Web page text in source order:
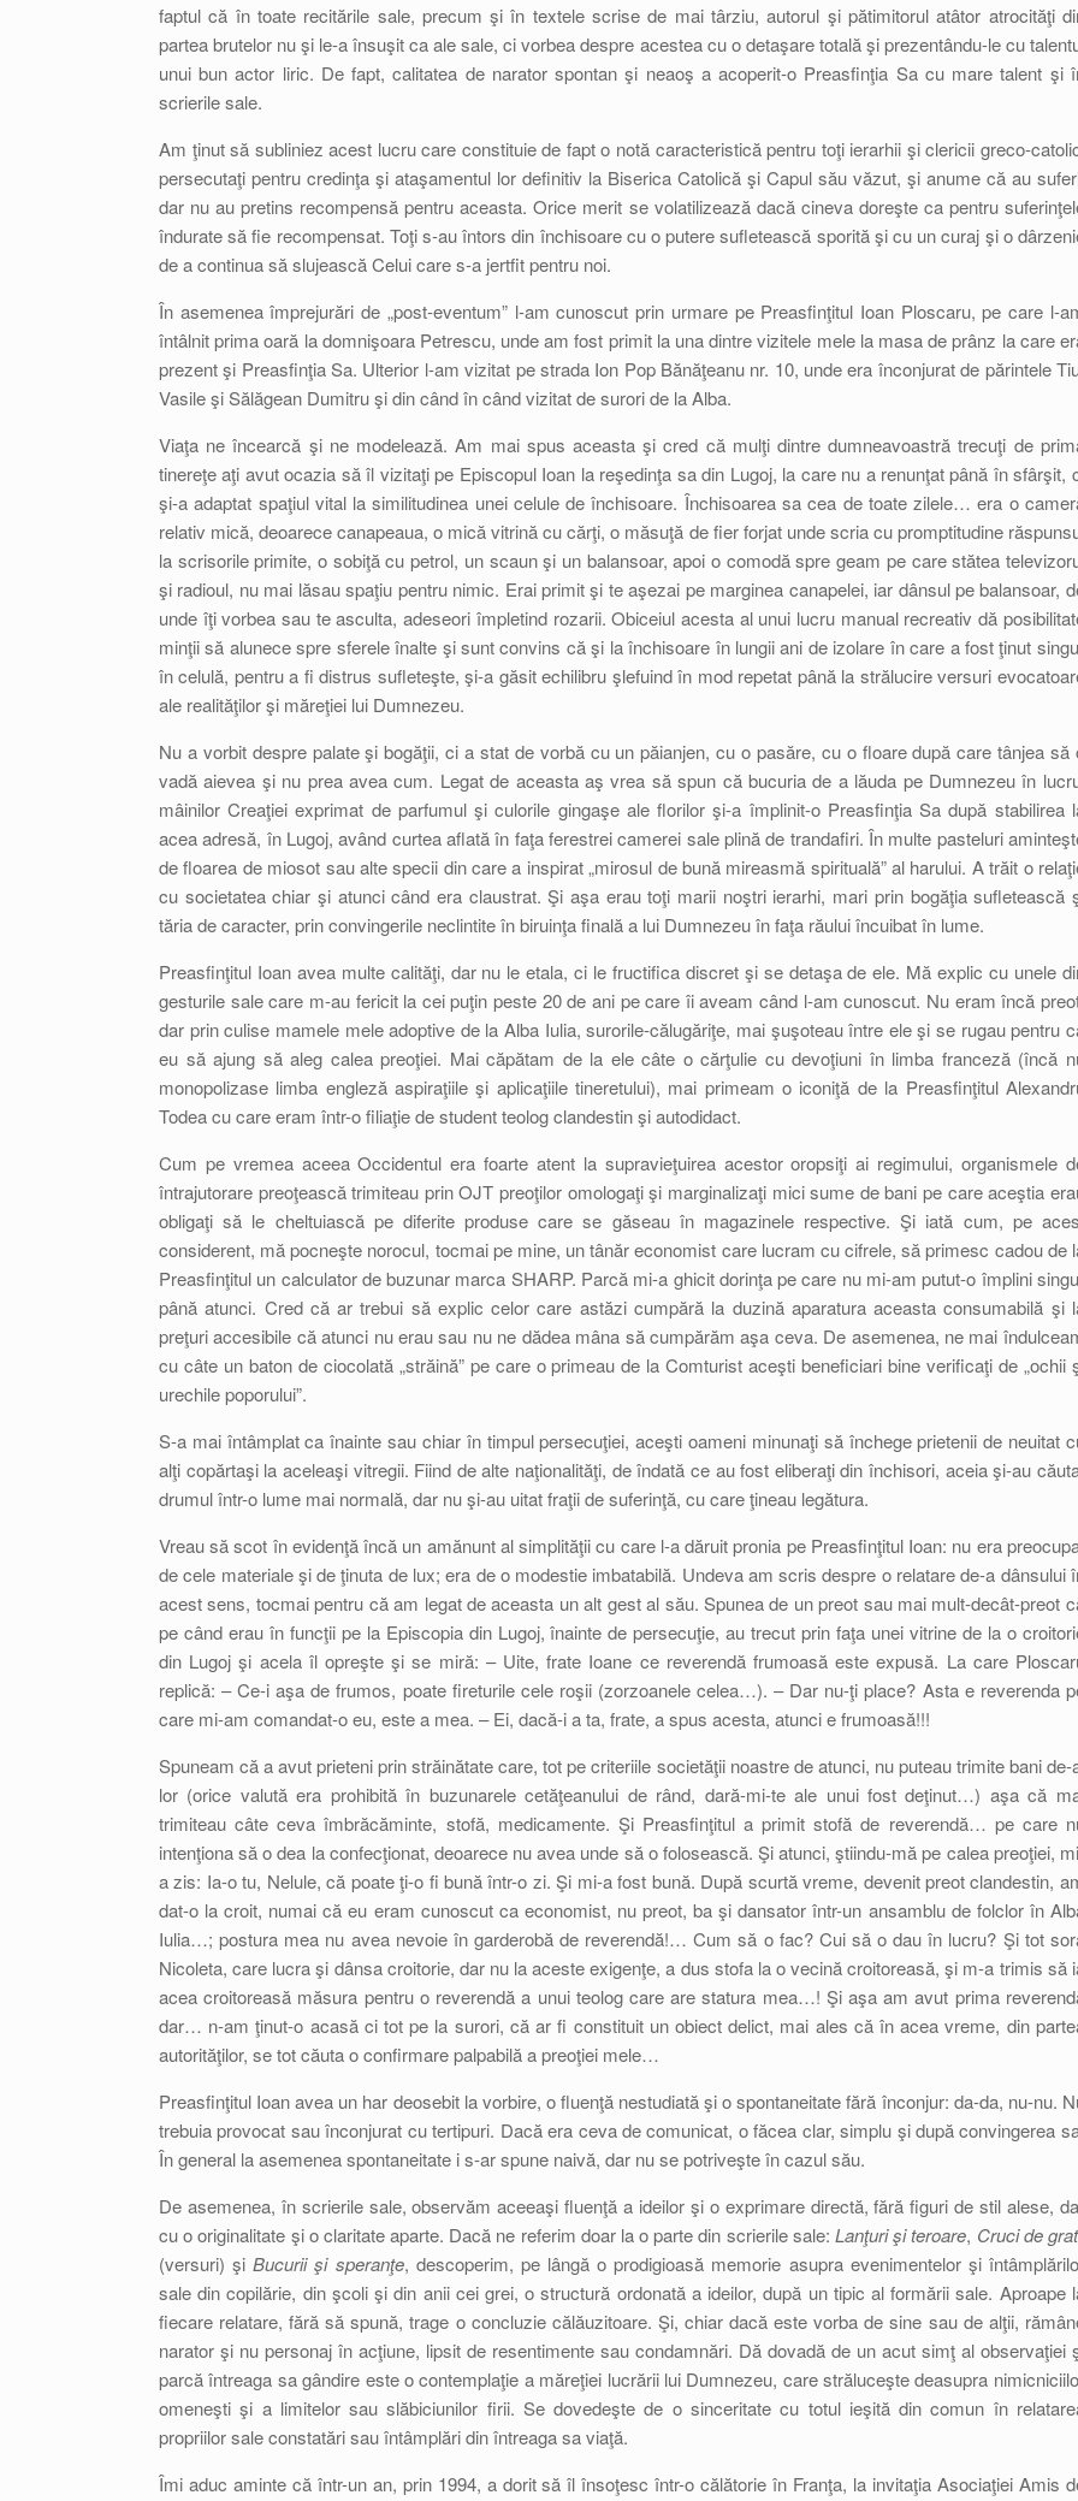
faptul că în toate recitările sale, precum şi în textele scrise de mai târziu, autorul şi pătimitorul atâtor atrocităţi
partea brutelor nu şi le-a însuşit ca ale sale, ci vorbea despre acestea cu o detaşare totală şi prezentându-le cu
unui bun actor liric. De fapt, calitatea de narator spontan şi neaoş a acoperit-o Preasfinţia Sa cu mare talent şi
scrierile sale.
Am ţinut să subliniez acest lucru care constituie de fapt o notă caracteristică pentru toţi ierarhii şi clericii greco-
persecutaţi pentru credinţa şi ataşamentul lor definitiv la Biserica Catolică şi Capul său văzut, şi anume că au
dar nu au pretins recompensă pentru aceasta. Orice merit se volatilizează dacă cineva doreşte ca pentru
îndurate să fie recompensat. Toţi s-au întors din închisoare cu o putere sufletească sporită şi cu un curaj şi o
de a continua să slujească Celui care s-a jertfit pentru noi.
În asemenea împrejurări de „post-eventum” l-am cunoscut prin urmare pe Preasfinţitul Ioan Ploscaru, pe care l-
întâlnit prima oară la domnişoara Petrescu, unde am fost primit la una dintre vizitele mele la masa de prânz la care
prezent şi Preasfinţia Sa. Ulterior l-am vizitat pe strada Ion Pop Bănăţeanu nr. 10, unde era înconjurat de părintele
Vasile şi Sălăgean Dumitru şi din când în când vizitat de surori de la Alba.
Viaţa ne încearcă şi ne modelează. Am mai spus aceasta şi cred că mulţi dintre dumneavoastră trecuţi de
tinereţe aţi avut ocazia să îl vizitaţi pe Episcopul Ioan la reşedinţa sa din Lugoj, la care nu a renunţat până în sfârşit,
şi-a adaptat spaţiul vital la similitudinea unei celule de închisoare. Închisoarea sa cea de toate zilele… era o
relativ mică, deoarece canapeaua, o mică vitrină cu cărţi, o măsuţă de fier forjat unde scria cu promptitudine
la scrisorile primite, o sobiţă cu petrol, un scaun şi un balansoar, apoi o comodă spre geam pe care stătea
şi radioul, nu mai lăsau spaţiu pentru nimic. Erai primit şi te aşezai pe marginea canapelei, iar dânsul pe balansoar,
unde îţi vorbea sau te asculta, adeseori împletind rozarii. Obiceiul acesta al unui lucru manual recreativ dă
minţii să alunece spre sferele înalte şi sunt convins că şi la închisoare în lungii ani de izolare în care a fost ţinut
în celulă, pentru a fi distrus sufleteşte, şi-a găsit echilibru şlefuind în mod repetat până la strălucire versuri
ale realităţilor şi măreţiei lui Dumnezeu.
Nu a vorbit despre palate şi bogăţii, ci a stat de vorbă cu un păianjen, cu o pasăre, cu o floare după care tânjea să
vadă aievea şi nu prea avea cum. Legat de aceasta aş vrea să spun că bucuria de a lăuda pe Dumnezeu în
mâinilor Creaţiei exprimat de parfumul şi culorile gingaşe ale florilor şi-a împlinit-o Preasfinţia Sa după stabilirea
acea adresă, în Lugoj, având curtea aflată în faţa ferestrei camerei sale plină de trandafiri. În multe pasteluri
de floarea de miosot sau alte specii din care a inspirat „mirosul de bună mireasmă spirituală” al harului. A trăit o
cu societatea chiar şi atunci când era claustrat. Şi aşa erau toţi marii noştri ierarhi, mari prin bogăţia sufletească
tăria de caracter, prin convingerile neclintite în biruinţa finală a lui Dumnezeu în faţa răului încuibat în lume.
Preasfinţitul Ioan avea multe calităţi, dar nu le etala, ci le fructifica discret şi se detaşa de ele. Mă explic cu unele
gesturile sale care m-au fericit la cei puţin peste 20 de ani pe care îi aveam când l-am cunoscut. Nu eram încă
dar prin culise mamele mele adoptive de la Alba Iulia, surorile-călugăriţe, mai şuşoteau între ele şi se rugau pentru
eu să ajung să aleg calea preoţiei. Mai căpătam de la ele câte o cărţulie cu devoţiuni în limba franceză (încă
monopolizase limba engleză aspiraţiile şi aplicaţiile tineretului), mai primeam o iconiţă de la Preasfinţitul
Todea cu care eram într-o filiaţie de student teolog clandestin şi autodidact.
Cum pe vremea aceea Occidentul era foarte atent la supravieţuirea acestor oropsiţi ai regimului, organismele
întrajutorare preoţească trimiteau prin OJT preoţilor omologaţi şi marginalizaţi mici sume de bani pe care aceştia
obligaţi să le cheltuiască pe diferite produse care se găseau în magazinele respective. Şi iată cum, pe
considerent, mă pocneşte norocul, tocmai pe mine, un tânăr economist care lucram cu cifrele, să primesc cadou de
Preasfinţitul un calculator de buzunar marca SHARP. Parcă mi-a ghicit dorinţa pe care nu mi-am putut-o împlini
până atunci. Cred că ar trebui să explic celor care astăzi cumpără la duzină aparatura aceasta consumabilă şi
preţuri accesibile că atunci nu erau sau nu ne dădea mâna să cumpărăm aşa ceva. De asemenea, ne mai
cu câte un baton de ciocolată „străină” pe care o primeau de la Comturist aceşti beneficiari bine verificaţi de „ochii
urechile poporului”.
S-a mai întâmplat ca înainte sau chiar în timpul persecuţiei, aceşti oameni minunaţi să închege prietenii de neuitat
alţi copărtaşi la aceleaşi vitregii. Fiind de alte naţionalităţi, de îndată ce au fost eliberaţi din închisori, aceia şi-au
drumul într-o lume mai normală, dar nu şi-au uitat fraţii de suferinţă, cu care ţineau legătura.
Vreau să scot în evidenţă încă un amănunt al simplităţii cu care l-a dăruit pronia pe Preasfinţitul Ioan: nu era
de cele materiale şi de ţinuta de lux; era de o modestie imbatabilă. Undeva am scris despre o relatare de-a dânsului
acest sens, tocmai pentru că am legat de aceasta un alt gest al său. Spunea de un preot sau mai mult-decât-preot
pe când erau în funcţii pe la Episcopia din Lugoj, înainte de persecuţie, au trecut prin faţa unei vitrine de la o
din Lugoj şi acela îl opreşte şi se miră: – Uite, frate Ioane ce reverendă frumoasă este expusă. La care
replică: – Ce-i aşa de frumos, poate fireturile cele roşii (zorzoanele celea…). – Dar nu-ţi place? Asta e reverenda
care mi-am comandat-o eu, este a mea. – Ei, dacă-i a ta, frate, a spus acesta, atunci e frumoasă!!!
Spuneam că a avut prieteni prin străinătate care, tot pe criteriile societăţii noastre de atunci, nu puteau trimite bani de-
lor (orice valută era prohibită în buzunarele cetăţeanului de rând, dară-mi-te ale unui fost deţinut…) aşa că
trimiteau câte ceva îmbrăcăminte, stofă, medicamente. Şi Preasfinţitul a primit stofă de reverendă… pe care
intenţiona să o dea la confecţionat, deoarece nu avea unde să o folosească. Şi atunci, ştiindu-mă pe calea preoţiei,
a zis: Ia-o tu, Nelule, că poate ţi-o fi bună într-o zi. Şi mi-a fost bună. După scurtă vreme, devenit preot clandestin,
dat-o la croit, numai că eu eram cunoscut ca economist, nu preot, ba şi dansator într-un ansamblu de folclor în
Iulia…; postura mea nu avea nevoie în garderobă de reverendă!… Cum să o fac? Cui să o dau în lucru? Şi tot
Nicoleta, care lucra şi dânsa croitorie, dar nu la aceste exigenţe, a dus stofa la o vecină croitoreasă, şi m-a trimis să
acea croitoreasă măsura pentru o reverendă a unui teolog care are statura mea…! Şi aşa am avut prima
dar… n-am ţinut-o acasă ci tot pe la surori, că ar fi constituit un obiect delict, mai ales că în acea vreme, din
autorităţilor, se tot căuta o confirmare palpabilă a preoţiei mele…
Preasfinţitul Ioan avea un har deosebit la vorbire, o fluenţă nestudiată şi o spontaneitate fără înconjur: da-da, nu-nu.
trebuia provocat sau înconjurat cu tertipuri. Dacă era ceva de comunicat, o făcea clar, simplu şi după convingerea
În general la asemenea spontaneitate i s-ar spune naivă, dar nu se potriveşte în cazul său.
De asemenea, în scrierile sale, observăm aceeaşi fluenţă a ideilor şi o exprimare directă, fără figuri de stil alese,
cu o originalitate şi o claritate aparte. Dacă ne referim doar la o parte din scrierile sale:Lanţuri şi teroare, Cruci de
(versuri) şiBucurii şi speranţe, descoperim, pe lângă o prodigioasă memorie asupra evenimentelor şi
sale din copilărie, din şcoli şi din anii cei grei, o structură ordonată a ideilor, după un tipic al formării sale. Aproape
fiecare relatare, fără să spună, trage o concluzie călăuzitoare. Şi, chiar dacă este vorba de sine sau de alţii,
narator şi nu personaj în acţiune, lipsit de resentimente sau condamnări. Dă dovadă de un acut simţ al observaţiei
parcă întreaga sa gândire este o contemplaţie a măreţiei lucrării lui Dumnezeu, care străluceşte deasupra
omeneşti şi a limitelor sau slăbiciunilor firii. Se dovedeşte de o sinceritate cu totul ieşită din comun în
propriilor sale constatări sau întâmplări din întreaga sa viaţă.
Îmi aduc aminte că într-un an, prin 1994, a dorit să îl însoţesc într-o călătorie în Franţa, la invitaţia Asociaţiei Amis